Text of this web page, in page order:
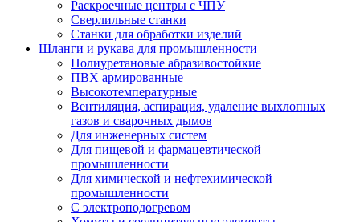
Раскроечные центры с ЧПУ
Сверлильные станки
Станки для обработки изделий
Шланги и рукава для промышленности
Полиуретановые абразивостойкие
ПВХ армированные
Высокотемпературные
Вентиляция, аспирация, удаление выхлопных
газов и сварочных дымов
Для инженерных систем
Для пищевой и фармацевтической
промышленности
Для химической и нефтехимической
промышленности
С электроподогревом